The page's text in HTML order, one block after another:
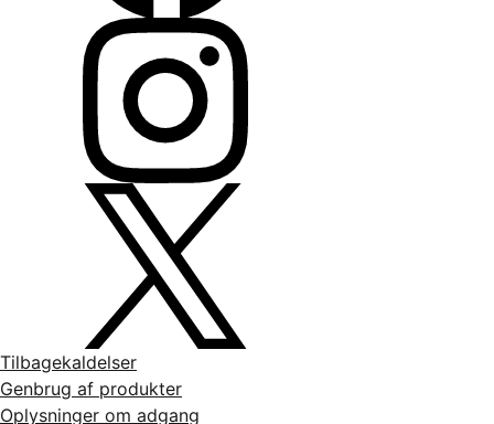
Tilbagekaldelser
Genbrug af produkter
Oplysninger om adgang